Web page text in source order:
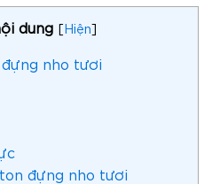
dung [Hiện]
nho tươi
đựng nho tươi